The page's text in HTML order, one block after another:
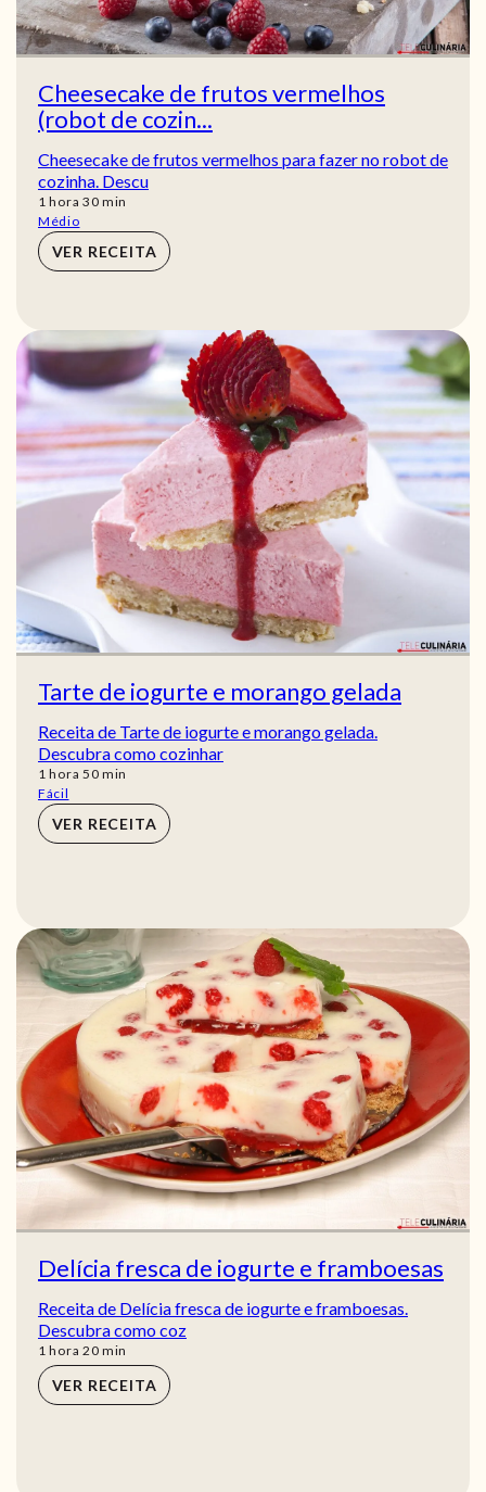
Cheesecake de frutos vermelhos
(robot de cozin...
Cheesecake de frutos vermelhos para fazer no robot de
cozinha. Descu
1 hora
hora 30min
min
Médio
VER RECEITA
Tarte de iogurte e morango gelada
Receita de Tarte de iogurte e morango gelada.
Descubra como cozinhar
1 hora
hora 50min
min
Fácil
VER RECEITA
Delícia fresca de iogurte e framboesas
Receita de Delícia fresca de iogurte e framboesas.
Descubra como coz
1 hora
hora 20min
min
VER RECEITA